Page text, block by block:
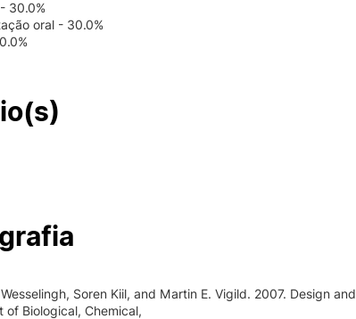
30.0%
oral - 30.0%
Soren Kiil, and Martin E. Vigild. 2007. Design and
of Biological, Chemical,